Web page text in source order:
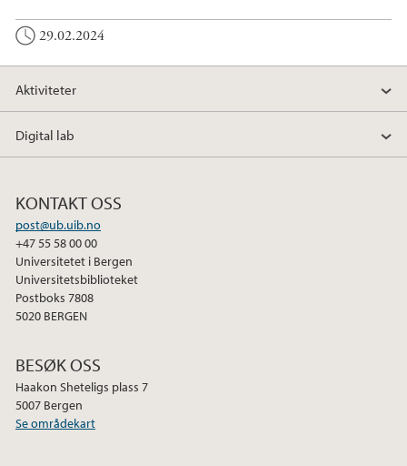
29.02.2024
Aktiviteter
Digital lab
KONTAKT OSS
post@ub.uib.no
+47 55 58 00 00
Universitetet i Bergen
Universitetsbiblioteket
Postboks 7808
5020 BERGEN
BESØK OSS
Haakon Sheteligs plass 7
5007 Bergen
Se områdekart